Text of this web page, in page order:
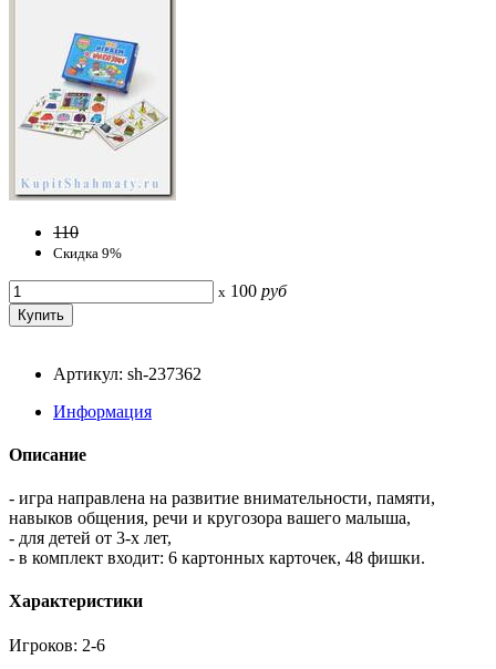
110
Скидка 9%
x 100 руб
Артикул: sh-237362
Информация
Описание
- игра направлена на развитие внимательности, памяти,
навыков общения, речи и кругозора вашего малыша,
- для детей от 3-х лет,
- в комплект входит: 6 картонных карточек, 48 фишки.
Характеристики
Игроков: 2-6